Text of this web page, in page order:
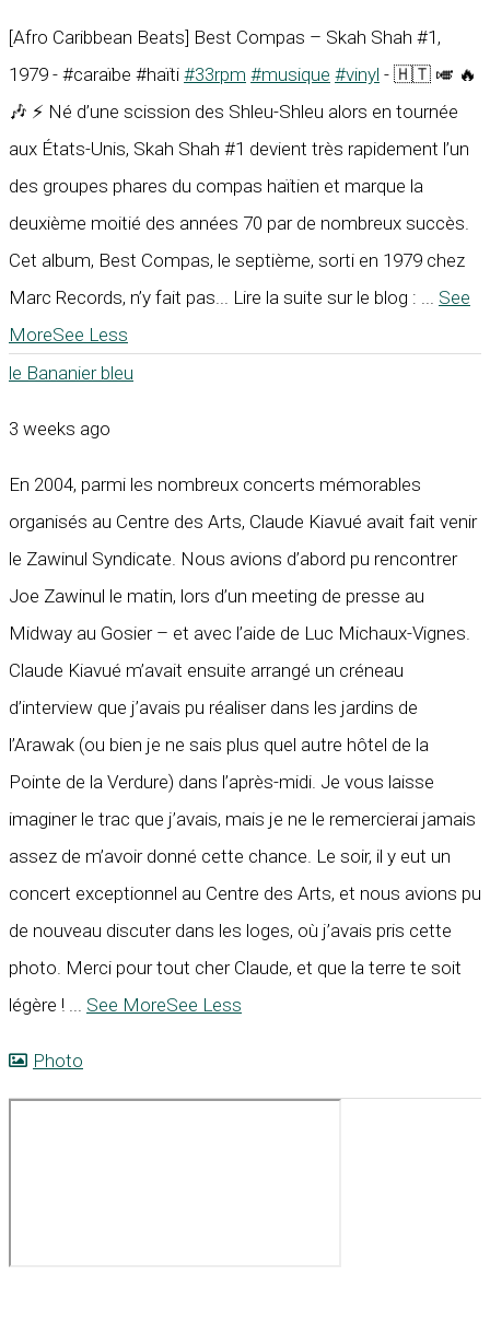
[Afro Caribbean Beats] Best Compas – Skah Shah #1,
1979 - #caraïbe #haïti #33rpm #musique #vinyl - 🇭🇹 🎺 🔥
🎶 ⚡ Né d’une scission des Shleu-Shleu alors en tournée
aux États-Unis, Skah Shah #1 devient très rapidement l’un
des groupes phares du compas haïtien et marque la
deuxième moitié des années 70 par de nombreux succès.
Cet album, Best Compas, le septième, sorti en 1979 chez
Marc Records, n’y fait pas... Lire la suite sur le blog : ... See
MoreSee Less
le Bananier bleu
3 weeks ago
En 2004, parmi les nombreux concerts mémorables
organisés au Centre des Arts, Claude Kiavué avait fait venir
le Zawinul Syndicate. Nous avions d’abord pu rencontrer
Joe Zawinul le matin, lors d’un meeting de presse au
Midway au Gosier – et avec l’aide de Luc Michaux-Vignes.
Claude Kiavué m’avait ensuite arrangé un créneau
d’interview que j’avais pu réaliser dans les jardins de
l’Arawak (ou bien je ne sais plus quel autre hôtel de la
Pointe de la Verdure) dans l’après-midi. Je vous laisse
imaginer le trac que j’avais, mais je ne le remercierai jamais
assez de m’avoir donné cette chance. Le soir, il y eut un
concert exceptionnel au Centre des Arts, et nous avions pu
de nouveau discuter dans les loges, où j’avais pris cette
photo. Merci pour tout cher Claude, et que la terre te soit
légère ! ... See MoreSee Less
Photo